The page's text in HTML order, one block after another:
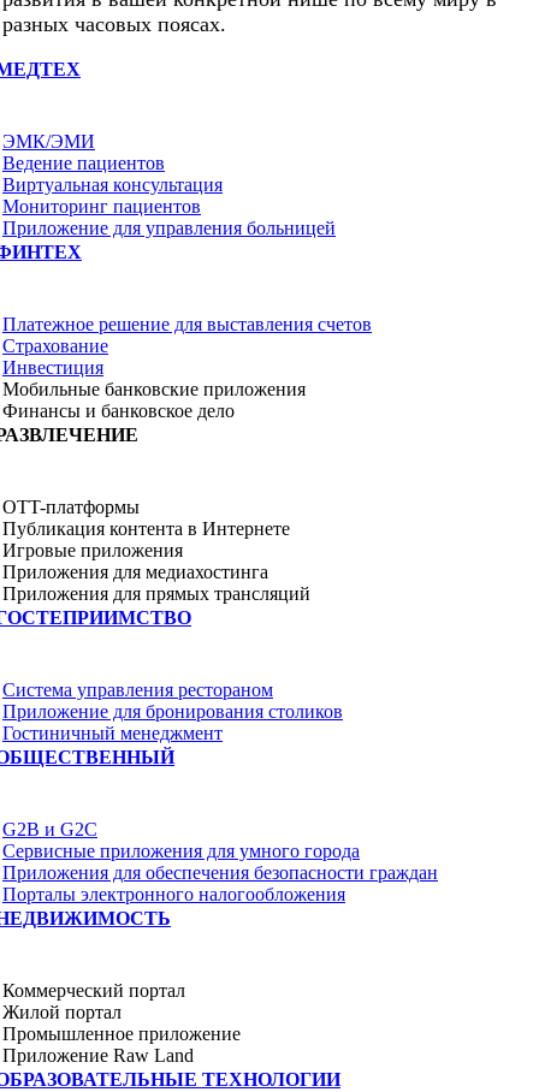
разных часовых поясах.
ЭМК/ЭМИ
Ведение пациентов
Виртуальная консультация
Мониторинг пациентов
Приложение для управления больницей
Платежное решение для выставления счетов
Страхование
Инвестиция
Мобильные банковские приложения
Финансы и банковское дело
OTT-платформы
Публикация контента в Интернете
Игровые приложения
Приложения для медиахостинга
Приложения для прямых трансляций
Система управления рестораном
Приложение для бронирования столиков
Гостиничный менеджмент
G2B и G2C
Сервисные приложения для умного города
Приложения для обеспечения безопасности граждан
Порталы электронного налогообложения
Коммерческий портал
Жилой портал
Промышленное приложение
Приложение Raw Land
ТЕХНОЛОГИИ